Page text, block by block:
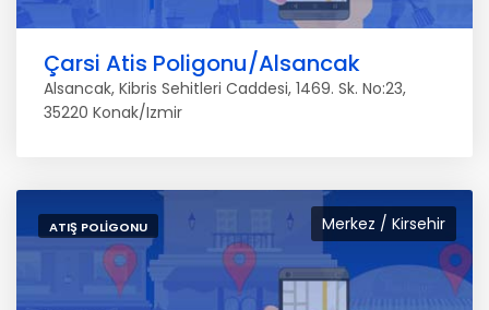
Çarsi Atis Poligonu/Alsancak
Alsancak, Kibris Sehitleri Caddesi, 1469. Sk. No:23,
35220 Konak/Izmir
Merkez / Kirsehir
ATIŞ POLIGONU